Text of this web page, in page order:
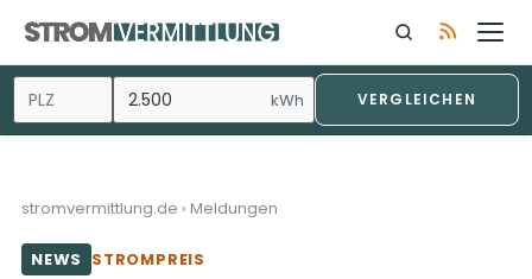
Inhalt
springen
kWh VERGLEICHEN
stromvermittlung.de › Meldungen
NEWS STROMPREIS